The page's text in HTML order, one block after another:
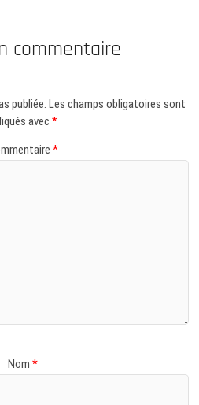
commentaire
publiée. Les champs obligatoires sont
avec *
*
Nom *